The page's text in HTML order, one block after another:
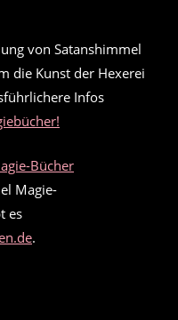
von Satanshimmel
die Kunst der Hexerei
Infos
Magie-
es
.